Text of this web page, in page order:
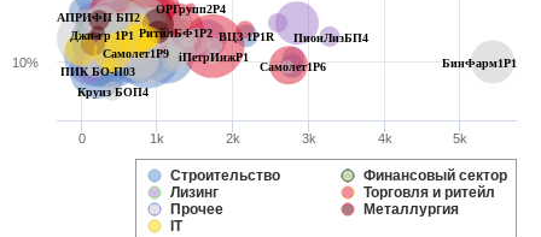
Самолет1P9
ПИК БО-П03
Джи-гр 1Р1 ВЦЗ 1P1R
АПРИФП БП2
Самолет1P6
ПионЛизБП4
РитйлБФ1P2
ОРГрупп2Р4
Круиз БОП4
БинФарм1P1
iПетрИнжP1
Строительство
Финансовый сектор
Лизинг
Торговля и ритейл
Прочее
Металлургия
IT
0 1k 2k 3k 4k 5k
10%